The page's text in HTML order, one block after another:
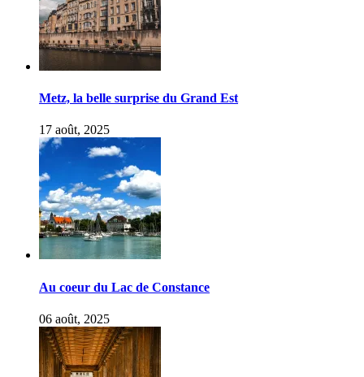
Metz, la belle surprise du Grand Est
17 août, 2025
Au coeur du Lac de Constance
06 août, 2025